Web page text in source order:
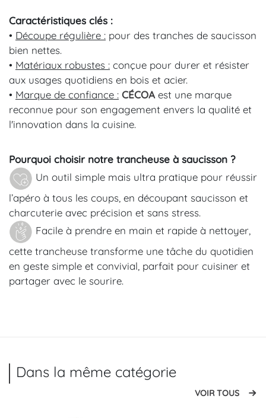
Caractéristiques clés :
• Découpe régulière : pour des tranches de saucisson
bien nettes.
• Matériaux robustes : conçue pour durer et résister
aux usages quotidiens en bois et acier.
• Marque de confiance : CÉCOA est une marque
reconnue pour son engagement envers la qualité et
l'innovation dans la cuisine.
Pourquoi choisir notre trancheuse à saucisson ?
Un outil simple mais ultra pratique pour réussir
l’apéro à tous les coups, en découpant saucisson et
charcuterie avec précision et sans stress.
Facile à prendre en main et rapide à nettoyer,
cette trancheuse transforme une tâche du quotidien
en geste simple et convivial, parfait pour cuisiner et
partager avec le sourire.
Dans la même catégorie
VOIR TOUS